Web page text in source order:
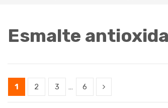
Esmalte
1 2 3 … 6